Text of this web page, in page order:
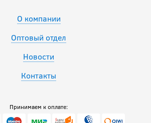
О компании
Оптовый отдел
Новости
Контакты
Принимаем к оплате: